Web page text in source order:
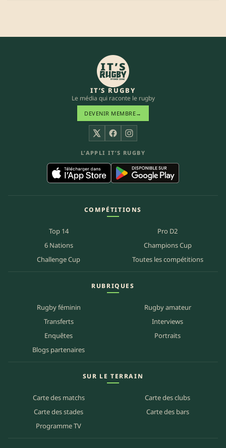
IT’S RUGBY
Le média qui raconte le rugby
DEVENIR MEMBRE→
X FacebookInstagram
L’APPLI IT’S RUGBY
COMPÉTITIONS
Top 14
Pro D2
6 Nations
Champions Cup
Challenge Cup
Toutes les compétitions
RUBRIQUES
Rugby féminin
Rugby amateur
Transferts
Interviews
Enquêtes
Portraits
Blogs partenaires
SUR LE TERRAIN
Carte des matchs
Carte des clubs
Carte des stades
Carte des bars
Programme TV